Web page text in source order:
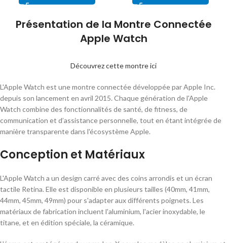
Présentation de la Montre Connectée
Apple Watch
Découvrez cette montre ici
L'Apple Watch est une montre connectée développée par Apple Inc.
depuis son lancement en avril 2015. Chaque génération de l'Apple
Watch combine des fonctionnalités de santé, de fitness, de
communication et d’assistance personnelle, tout en étant intégrée de
manière transparente dans l'écosystème Apple.
Conception et Matériaux
L'Apple Watch a un design carré avec des coins arrondis et un écran
tactile Retina. Elle est disponible en plusieurs tailles (40mm, 41mm,
44mm, 45mm, 49mm) pour s'adapter aux différents poignets. Les
matériaux de fabrication incluent l'aluminium, l'acier inoxydable, le
titane, et en édition spéciale, la céramique.